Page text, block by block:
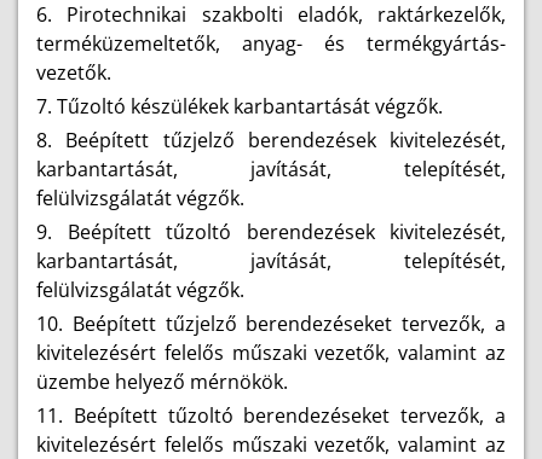
6. Pirotechnikai szakbolti eladók, raktárkezelők,
terméküzemeltetők, anyag- és termékgyártás-
vezetők.
7. Tűzoltó készülékek karbantartását végzők.
8. Beépített tűzjelző berendezések kivitelezését,
karbantartását, javítását, telepítését,
felülvizsgálatát végzők.
9. Beépített tűzoltó berendezések kivitelezését,
karbantartását, javítását, telepítését,
felülvizsgálatát végzők.
10. Beépített tűzjelző berendezéseket tervezők, a
kivitelezésért felelős műszaki vezetők, valamint az
üzembe helyező mérnökök.
11. Beépített tűzoltó berendezéseket tervezők, a
kivitelezésért felelős műszaki vezetők, valamint az